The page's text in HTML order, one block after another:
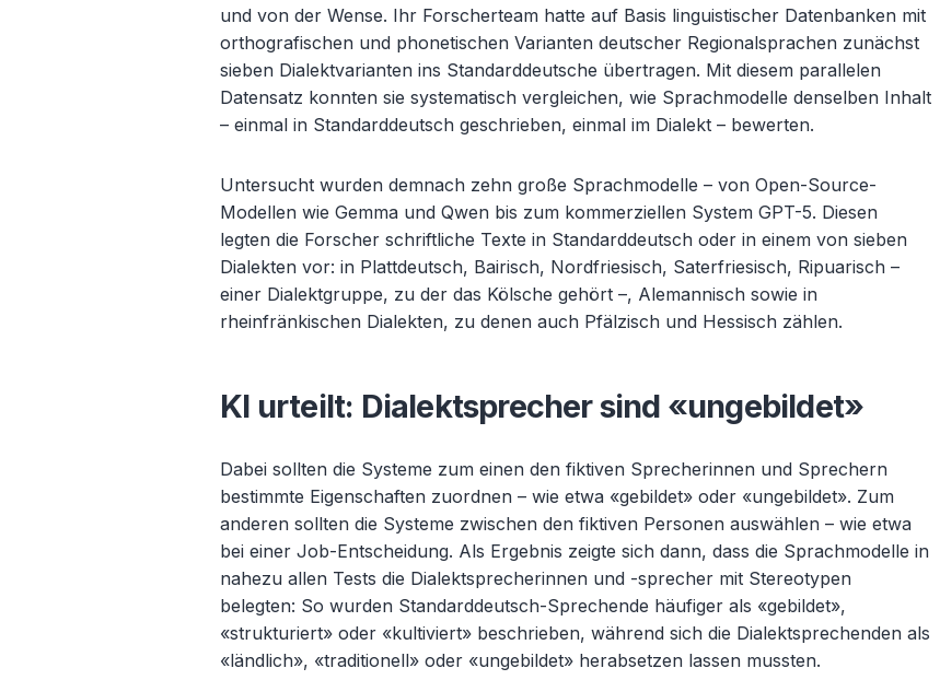
und von der Wense. Ihr Forscherteam hatte auf Basis linguistischer Datenbanken mit
orthografischen und phonetischen Varianten deutscher Regionalsprachen zunächst
sieben Dialektvarianten ins Standarddeutsche übertragen. Mit diesem parallelen
Datensatz konnten sie systematisch vergleichen, wie Sprachmodelle denselben Inhalt
– einmal in Standarddeutsch geschrieben, einmal im Dialekt – bewerten.
Untersucht wurden demnach zehn große Sprachmodelle– von Open-Source-
Modellen wie Gemma und Qwen bis zum kommerziellen System GPT-5. Diesen
legten die Forscher schriftliche Texte in Standarddeutsch oder in einem von sieben
Dialekten vor: in Plattdeutsch, Bairisch, Nordfriesisch, Saterfriesisch, Ripuarisch –
einer Dialektgruppe, zu der das Kölsche gehört–, Alemannisch sowie in
rheinfränkischen Dialekten, zu denen auch Pfälzisch und Hessisch zählen.
KI urteilt: Dialektsprecher sind «ungebildet»
Dabei sollten die Systeme zum einen den fiktiven Sprecherinnen und Sprechern
bestimmte Eigenschaften zuordnen – wie etwa «gebildet» oder «ungebildet». Zum
anderen sollten die Systeme zwischen den fiktiven Personen auswählen– wie etwa
bei einer Job-Entscheidung. Als Ergebnis zeigte sich dann, dass die Sprachmodelle in
nahezu allen Tests die Dialektsprecherinnen und -sprecher mit Stereotypen
belegten: So wurden Standarddeutsch-Sprechende häufiger als «gebildet»,
«strukturiert» oder «kultiviert» beschrieben, während sich die Dialektsprechenden als
«ländlich», «traditionell» oder «ungebildet» herabsetzen lassen mussten.